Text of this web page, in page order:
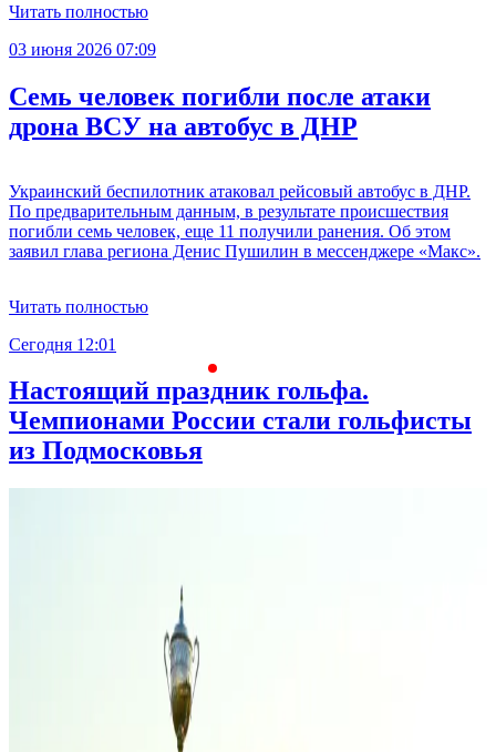
Читать полностью
03 июня 2026 07:09
Семь человек погибли после атаки
дрона ВСУ на автобус в ДНР
Украинский беспилотник атаковал рейсовый автобус в ДНР.
По предварительным данным, в результате происшествия
погибли семь человек, еще 11 получили ранения. Об этом
заявил глава региона Денис Пушилин в мессенджере «Макс».
Читать полностью
Сегодня 12:01
Настоящий праздник гольфа.
Чемпионами России стали гольфисты
из Подмосковья